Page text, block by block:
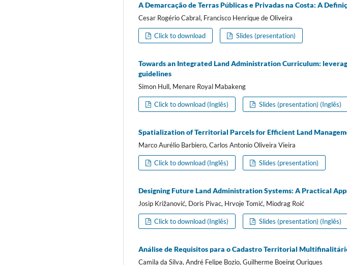
A Demarcação de Terras Públicas e Privadas na Costa: A
Cesar Rogério Cabral, Francisco Henrique de Oliveira
Click to download Slides (presentation)
Towards an Integrated Land Administration Curriculum:
guidelines
Simon Hull, Menare Royal Mabakeng
Click to download (Inglês) Slides (presentation) (Inglês)
Spatialization of Territorial Parcels for Efficient Land
Marco Aurélio Barbiero, Carlos Antonio Oliveira Vieira
Click to download (Inglês) Slides (presentation)
Designing Future Land Administration Systems: A Practical
Josip Križanović, Doris Pivac, Hrvoje Tomić, Miodrag Roić
Click to download (Inglês) Slides (presentation) (Inglês)
Análise de Requisitos para o Cadastro Territorial
Camila da Silva, André Felipe Bozio, Guilherme Boeing Ouriques